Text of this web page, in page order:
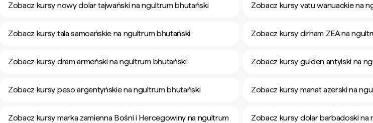
Zobacz kursy nowy dolar tajwański na ngultrum bhutański Zobacz kursy vatu wanuackie na
Zobacz kursy tala samoańskie na ngultrum bhutański Zobacz kursy dirham ZEA na
Zobacz kursy dram armeński na ngultrum bhutański Zobacz kursy gulden antylski na
Zobacz kursy peso argentyńskie na ngultrum bhutański Zobacz kursy manat azerski na
Zobacz kursy marka zamienna Bośni i Hercegowiny na ngultrum
Zobacz kursy dolar barbadoski na